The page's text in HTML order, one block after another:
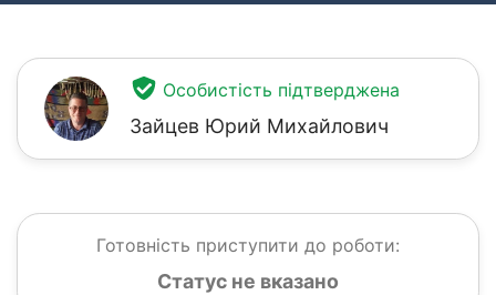
Особистість підтверджена
Зайцев Юрий Михайлович
Готовність приступити до роботи:
Статус не вказано